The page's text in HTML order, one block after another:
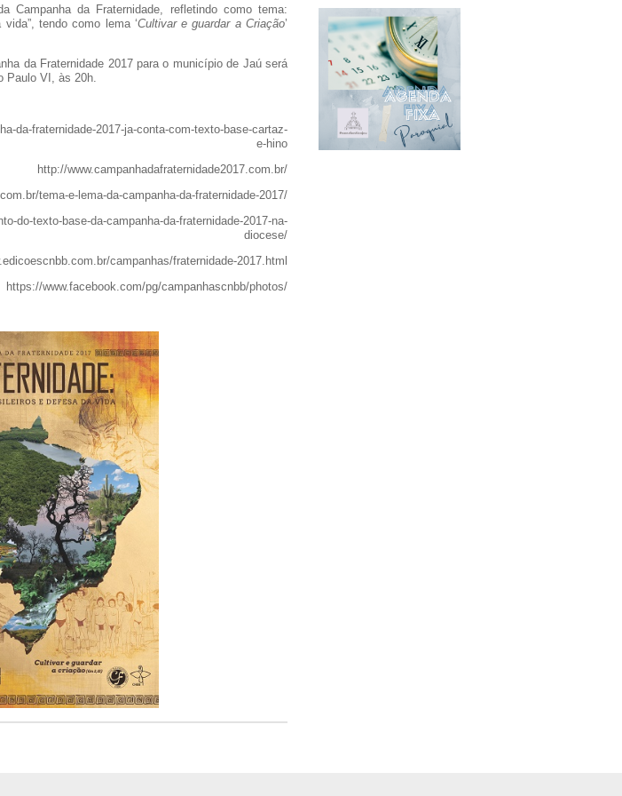
Campanha da Fraternidade, refletindo como tema:
tendo como lema ‘Cultivar e guardar a Criação’
da Fraternidade 2017 para o município de Jaú será
Paulo VI, às 20h.
da-fraternidade-2017-ja-conta-com-texto-base-cartaz-
e-hino
http://www.campanhadafraternidade2017.com.br/
tema-e-lema-da-campanha-da-fraternidade-2017/
do-texto-base-da-campanha-da-fraternidade-2017-na-
diocese/
campanhas/fraternidade-2017.html
https://www.facebook.com/pg/campanhascnbb/photos/